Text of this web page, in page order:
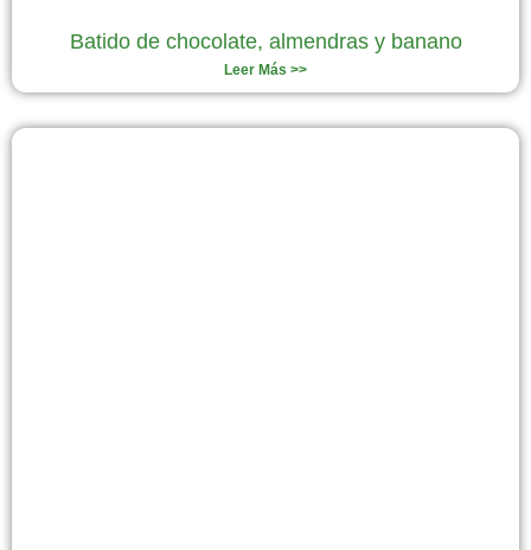
Batido de chocolate, almendras y banano
Leer Más >>